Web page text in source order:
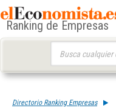
Ranking de Empresas
Directorio Ranking Empresas